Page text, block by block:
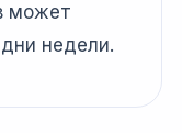
может
недели.